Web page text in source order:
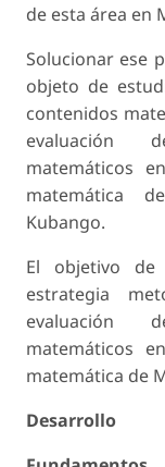
de esta área en
Solucionar ese
objeto de
contenidos
evaluación
matemáticos
matemática
Kubango.
El objetivo de
estrategia
evaluación
matemáticos
matemática de
Desarrollo